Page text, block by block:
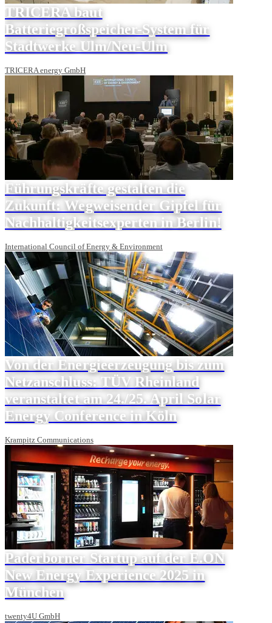
TRICERA baut
Batteriegroßspeicher-System für
Stadtwerke Ulm/Neu-Ulm
TRICERA energy GmbH
Führungskräfte gestalten die
Zukunft: Wegweisender Gipfel für
Nachhaltigkeitsexperten in Berlin!
International Council of Energy & Environment
Von der Energieerzeugung bis zum
Netzanschluss: TÜV Rheinland
veranstaltet am 24./25. April Solar
Energy Conference in Köln
Krampitz Communications
Paderborner Startup auf der E.ON
New Energy Experience 2025 in
München
twenty4U GmbH